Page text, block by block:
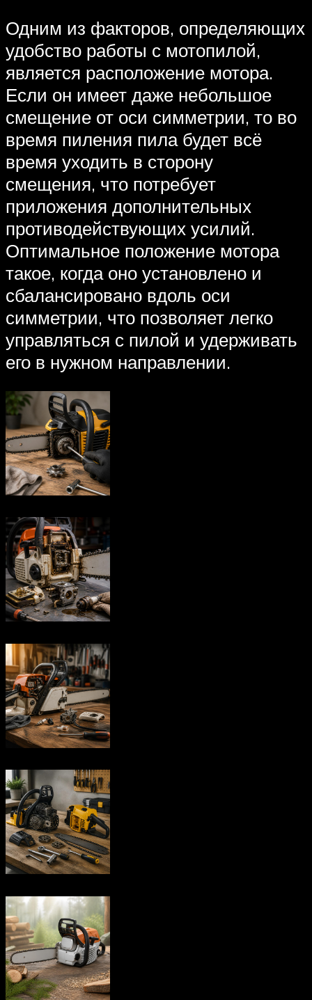
Одним из факторов, определяющих
удобство работы с мотопилой,
является расположение мотора.
Если он имеет даже небольшое
смещение от оси симметрии, то во
время пиления пила будет всё
время уходить в сторону
смещения, что потребует
приложения дополнительных
противодействующих усилий.
Оптимальное положение мотора
такое, когда оно установлено и
сбалансировано вдоль оси
симметрии, что позволяет легко
управляться с пилой и удерживать
его в нужном направлении.